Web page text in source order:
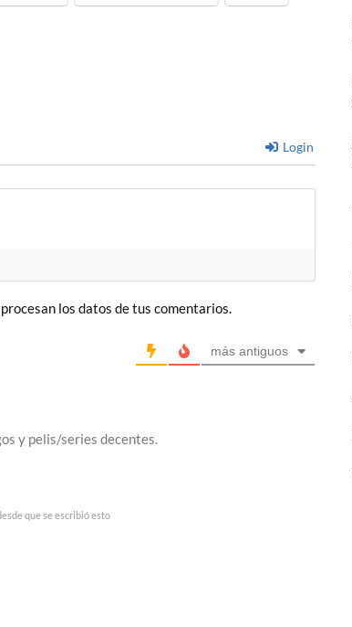
Login
los datos de tus comentarios.
más antiguos
y pelis/series decentes.
que se escribió esto